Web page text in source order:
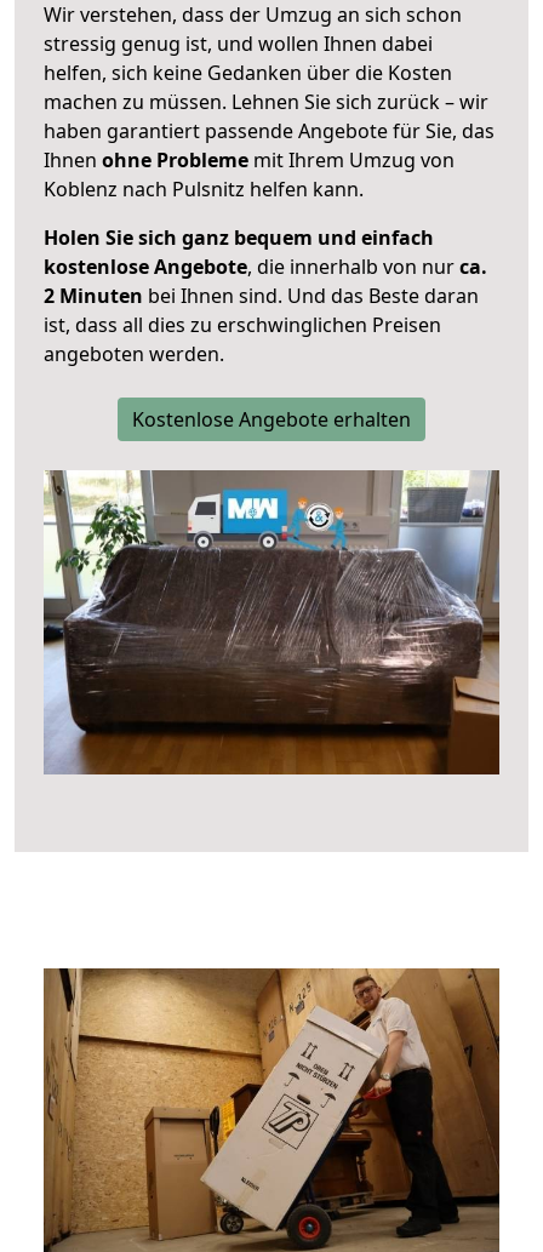
Wir verstehen, dass der Umzug an sich schon
stressig genug ist, und wollen Ihnen dabei
helfen, sich keine Gedanken über die Kosten
machen zu müssen. Lehnen Sie sich zurück – wir
haben garantiert passende Angebote für Sie, das
Ihnen ohne Probleme mit Ihrem Umzug von
Koblenz nach Pulsnitz helfen kann.
Holen Sie sich ganz bequem und einfach
kostenlose Angebote, die innerhalb von nurca.
2 Minuten bei Ihnen sind. Und das Beste daran
ist, dass all dies zu erschwinglichen Preisen
angeboten werden.
Kostenlose Angebote erhalten